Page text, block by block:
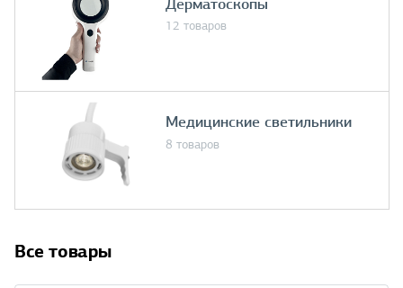
12 товаров
Медицинские светильники
8 товаров
Все товары